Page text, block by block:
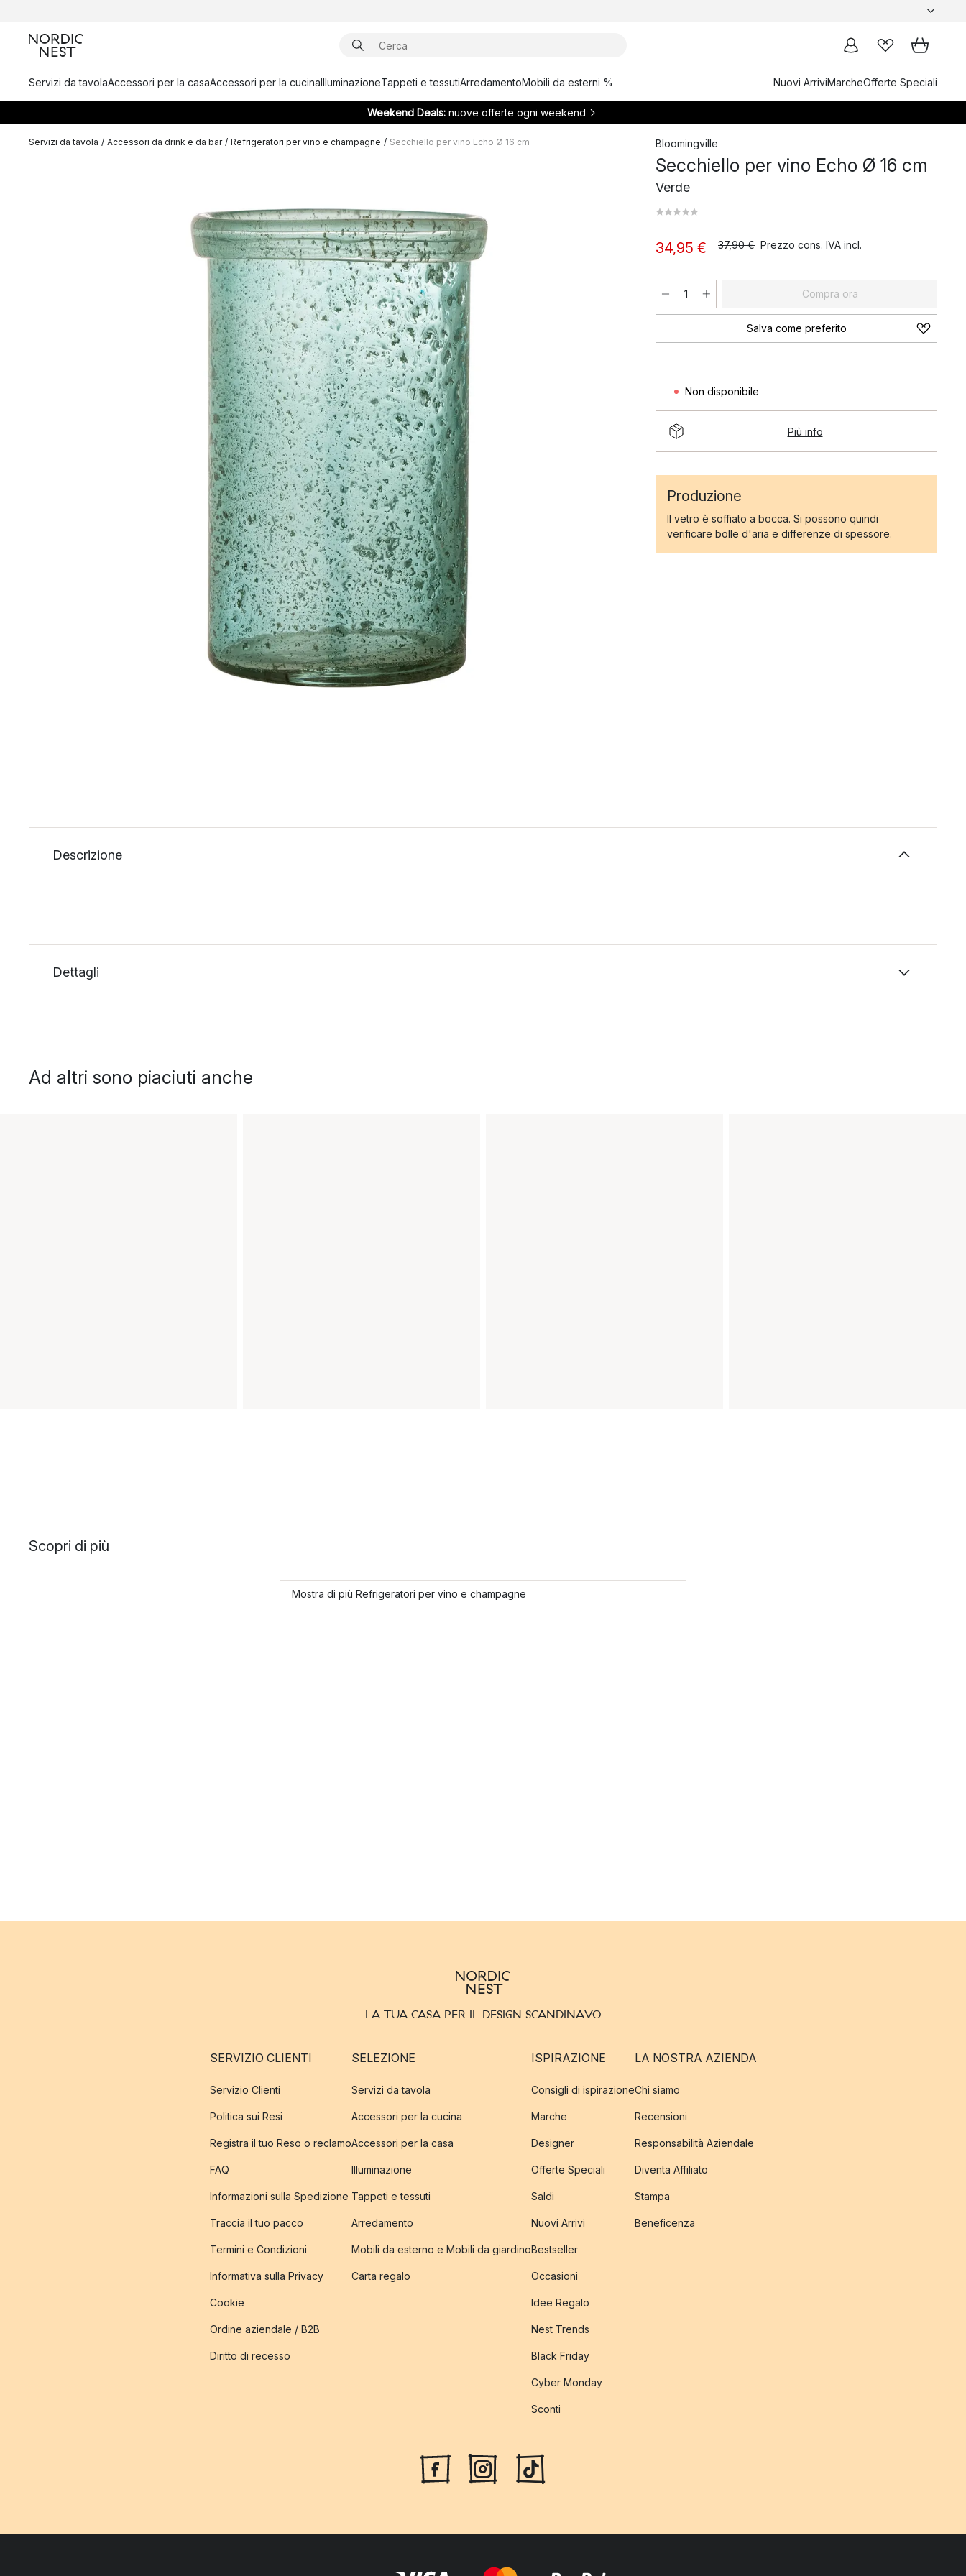
Servizi da tavolaAccessori per la casaAccessori per la cucinaIlluminazioneTappeti e tessutiArredamentoMobili da esterni % Nuovi ArriviMarcheOfferte Speciali
Weekend Deals: nuove offerte ogni weekend
Servizi da tavola / Accessori da drink e da bar / Refrigeratori per vino e champagne / Secchiello per vino Echo Ø 16 cm Bloomingville
Secchiello per vino Echo Ø 16 cm
Verde
34,95 € 37,90 € Prezzo cons. IVA incl.
Compra ora
Salva come preferito
Non disponibile
Più info
Produzione
Il vetro è soffiato a bocca. Si possono quindi
verificare bolle d'aria e differenze di spessore.
Descrizione
Dettagli
Ad altri sono piaciuti anche
Scopri di più
Mostra di più Refrigeratori per vino e champagne
LA TUA CASA PER IL DESIGN SCANDINAVO
SERVIZIO CLIENTI
Servizio Clienti
Politica sui Resi
Registra il tuo Reso o reclamo
FAQ
Informazioni sulla Spedizione
Traccia il tuo pacco
Termini e Condizioni
Informativa sulla Privacy
Cookie
Ordine aziendale / B2B
Diritto di recesso
SELEZIONE
Servizi da tavola
Accessori per la cucina
Accessori per la casa
Illuminazione
Tappeti e tessuti
Arredamento
Mobili da esterno e Mobili da giardino
Carta regalo
ISPIRAZIONE
Consigli di ispirazione
Marche
Designer
Offerte Speciali
Saldi
Nuovi Arrivi
Bestseller
Occasioni
Idee Regalo
Nest Trends
Black Friday
Cyber Monday
Sconti
LA NOSTRA AZIENDA
Chi siamo
Recensioni
Responsabilità Aziendale
Diventa Affiliato
Stampa
Beneficenza